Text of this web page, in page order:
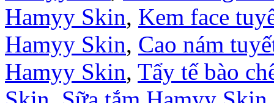
Hamyy Skin, Kem face
Hamyy Skin, Cao nám
Hamyy Skin, Tẩy tế bào